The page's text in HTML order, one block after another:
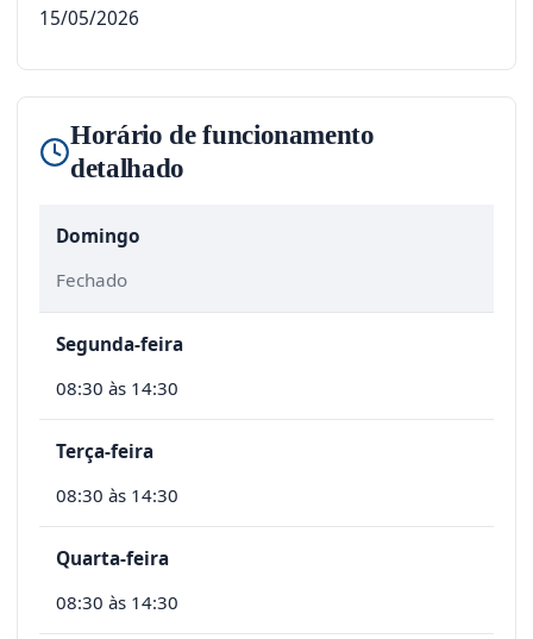
15/05/2026
Horário de funcionamento
detalhado
Domingo
Fechado
Segunda-feira
08:30 às 14:30
Terça-feira
08:30 às 14:30
Quarta-feira
08:30 às 14:30